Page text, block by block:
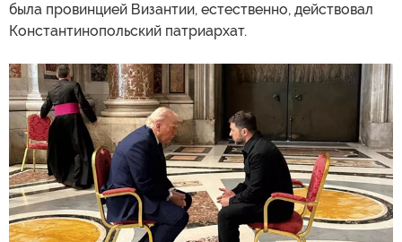
была провинцией Византии, естественно, действовал
Константинопольский патриархат.